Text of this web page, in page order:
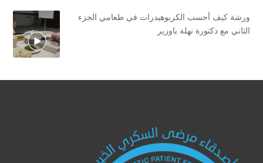
ورشة كيف أحسب الكربوهيدرات في طعامي الجزء
الثاني مع دكتورة نهلة باوزير